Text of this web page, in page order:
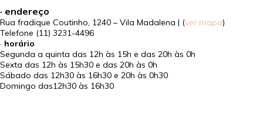
· endereço
Rua fradique Coutinho, 1240 – Vila Madalena | (ver mapa)
Telefone (11) 3231-4496
· horário
Segunda a quinta das 12h às 15h e das 20h às 0h
Sexta das 12h às 15h30 e das 20h às 0h
Sábado das 12h30 às 16h30 e 20h às 0h30
Domingo das12h30 às 16h30